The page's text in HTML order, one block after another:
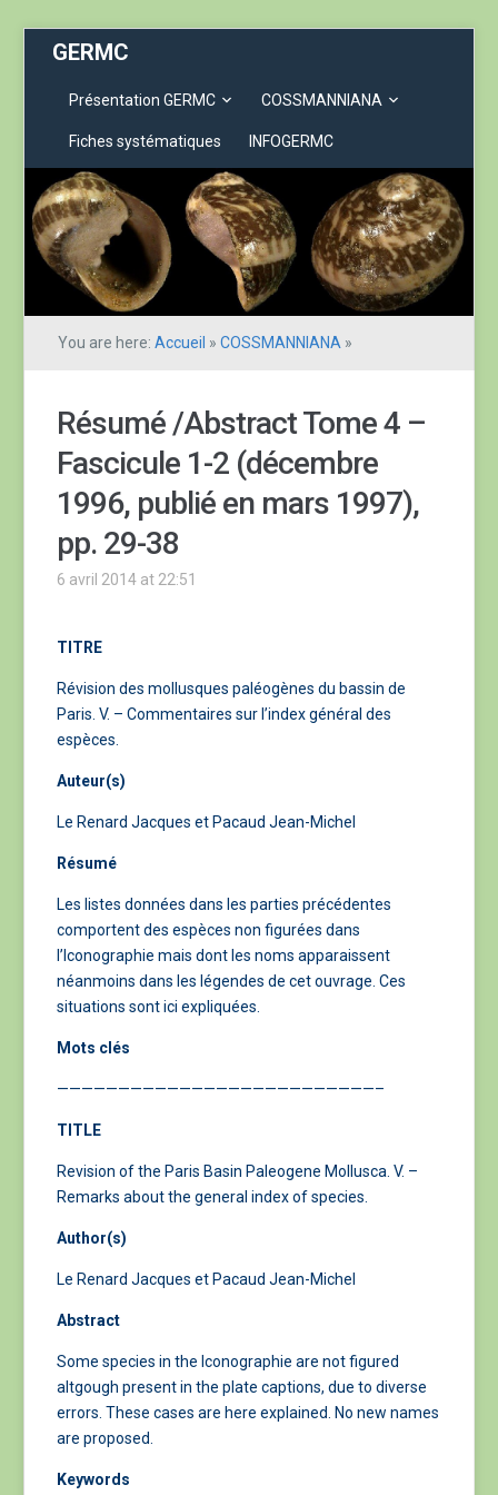
GERMC
Présentation GERMC COSSMANNIANA
Fiches systématiques INFOGERMC
You are here:Accueil »COSSMANNIANA »
Résumé /Abstract Tome 4 –
Fascicule 1-2 (décembre
1996, publié en mars 1997),
pp. 29-38
6 avril 2014 at 22:51
TITRE
Révision des mollusques paléogènes du bassin de
Paris. V. – Commentaires sur l’index général des
espèces.
Auteur(s)
Le Renard Jacques et Pacaud Jean-Michel
Résumé
Les listes données dans les parties précédentes
comportent des espèces non figurées dans
l’Iconographie mais dont les noms apparaissent
néanmoins dans les légendes de cet ouvrage. Ces
situations sont ici expliquées.
Mots clés
——————————————————————————–
TITLE
Revision of the Paris Basin Paleogene Mollusca. V. –
Remarks about the general index of species.
Author(s)
Le Renard Jacques et Pacaud Jean-Michel
Abstract
Some species in the Iconographie are not figured
altgough present in the plate captions, due to diverse
errors. These cases are here explained. No new names
are proposed.
Keywords